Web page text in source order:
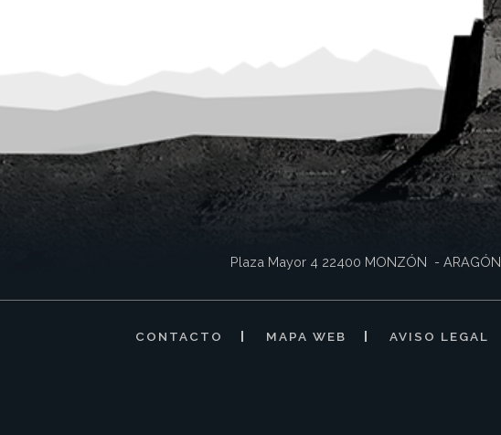
Plaza Mayor 4 22400 MONZÓN - ARAGÓN
CONTACTO MAPA WEB AVISO LEGAL